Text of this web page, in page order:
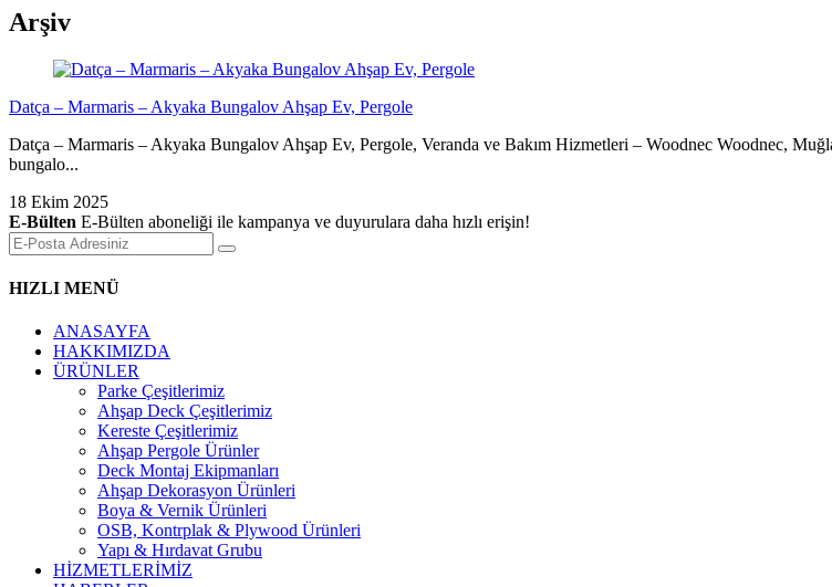
Arşiv
Datça – Marmaris – Akyaka Bungalov Ahşap Ev, Pergole
Datça – Marmaris – Akyaka Bungalov Ahşap Ev, Pergole, Veranda ve Bakım Hizmetleri – Woodnec Woodnec,
bungalo...
18 Ekim 2025
E-Bülten E-Bülten aboneliği ile kampanya ve duyurulara daha hızlı erişin!
HIZLI MENÜ
ANASAYFA
HAKKIMIZDA
ÜRÜNLER
Parke Çeşitlerimiz
Ahşap Deck Çeşitlerimiz
Kereste Çeşitlerimiz
Ahşap Pergole Ürünler
Deck Montaj Ekipmanları
Ahşap Dekorasyon Ürünleri
Boya & Vernik Ürünleri
OSB, Kontrplak & Plywood Ürünleri
Yapı & Hırdavat Grubu
HİZMETLERİMİZ